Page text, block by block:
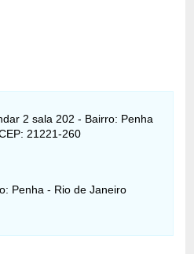
2 sala 202 - Bairro: Penha
21221-260
Penha - Rio de Janeiro